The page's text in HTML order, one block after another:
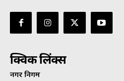
क्विक लिंक्स
नगर निगम